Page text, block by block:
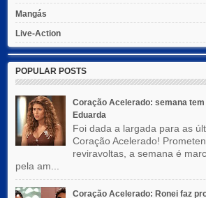
Mangás
Live-Action
POPULAR POSTS
Coração Acelerado: semana
Eduarda
Foi dada a largada para as
Coração Acelerado!
reviravoltas, a semana é
pela am...
Coração Acelerado: Ronei faz